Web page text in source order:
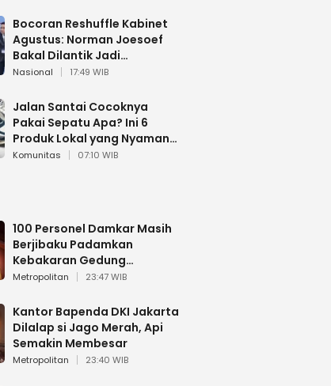
Bocoran Reshuffle Kabinet
Agustus: Norman Joesoef
Bakal Dilantik Jadi
Wamenhan RI
Nasional 17:49 WIB
Jalan Santai Cocoknya
Pakai Sepatu Apa? Ini 6
Produk Lokal yang Nyaman
Buat 17 Agustusan
Komunitas 07:10 WIB
100 Personel Damkar Masih
Berjibaku Padamkan
Kebakaran Gedung
Bapenda DKI
Metropolitan 23:47 WIB
Kantor Bapenda DKI Jakarta
Dilalap si Jago Merah, Api
Semakin Membesar
Metropolitan 23:40 WIB